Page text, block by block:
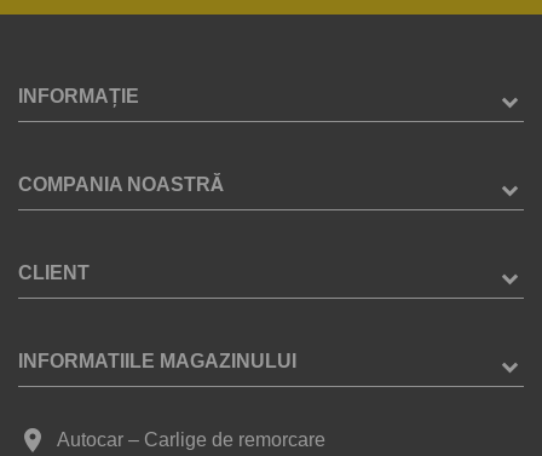
INFORMAȚIE
COMPANIA NOASTRĂ
CLIENT
INFORMATIILE MAGAZINULUI
place Autocar – Carlige de remorcare